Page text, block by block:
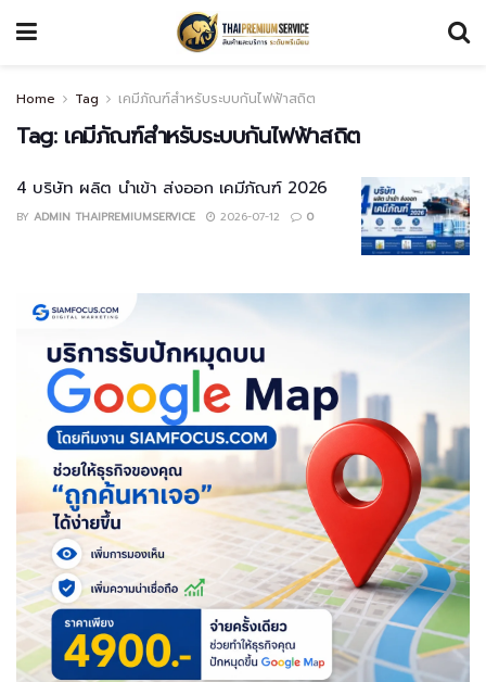
Home Tag เคมีภัณฑ์สำหรับระบบกันไฟฟ้าสถิต
Tag: เคมีภัณฑ์สำหรับระบบกันไฟฟ้าสถิต
4 บริษัท ผลิต นำเข้า ส่งออก เคมีภัณฑ์ 2026
BY ADMIN THAIPREMIUMSERVICE 2026-07-12 0